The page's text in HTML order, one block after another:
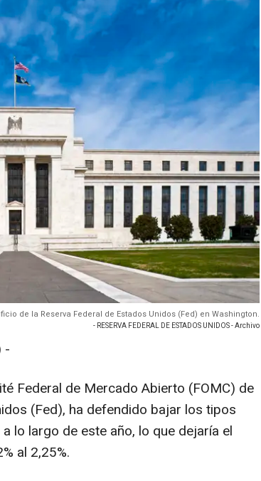
de la Reserva Federal de Estados Unidos (Fed) en Washington.
- RESERVA FEDERAL DE ESTADOS UNIDOS - Archivo
-
Federal de Mercado Abierto (FOMC) de
(Fed), ha defendido bajar los tipos
lo largo de este año, lo que dejaría el
al 2,25%.